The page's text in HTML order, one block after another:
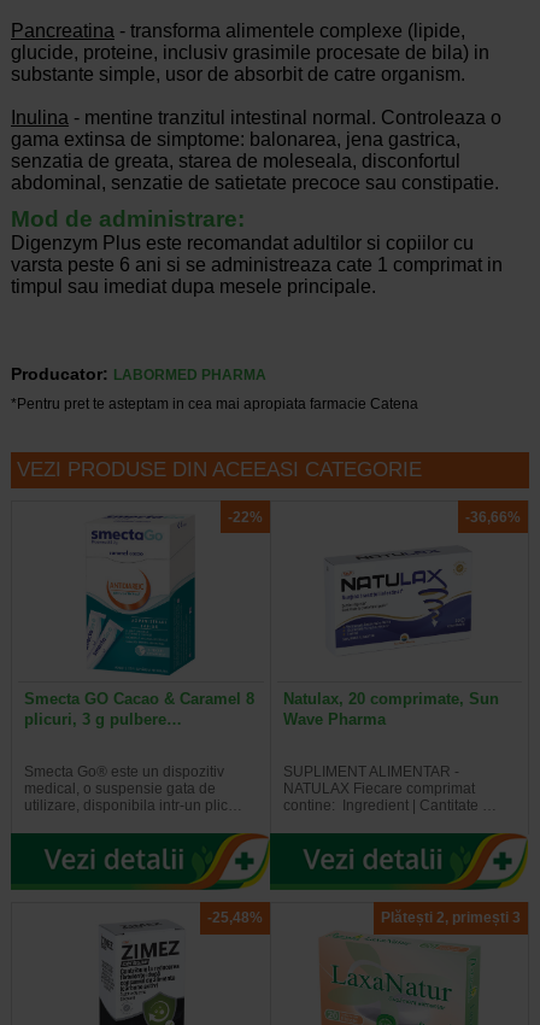
Pancreatina - transforma alimentele complexe (lipide,
glucide, proteine, inclusiv grasimile procesate de bila) in
substante simple, usor de absorbit de catre organism.
Inulina - mentine tranzitul intestinal normal. Controleaza o
gama extinsa de simptome: balonarea, jena gastrica,
senzatia de greata, starea de moleseala, disconfortul
abdominal, senzatie de satietate precoce sau constipatie.
Mod de administrare:
Digenzym Plus este recomandat adultilor si copiilor cu
varsta peste 6 ani si se administreaza cate 1 comprimat in
timpul sau imediat dupa mesele principale.
Producator:
LABORMED PHARMA
*Pentru pret te asteptam in cea mai apropiata farmacie Catena
VEZI PRODUSE DIN ACEEASI CATEGORIE
-22%
Smecta GO Cacao & Caramel 8
plicuri, 3 g pulbere…
Smecta Go® este un dispozitiv
medical, o suspensie gata de
utilizare, disponibila intr-un plic…
-36,66%
Natulax, 20 comprimate, Sun
Wave Pharma
SUPLIMENT ALIMENTAR -
NATULAX Fiecare comprimat
contine: Ingredient | Cantitate …
-25,48% Plătești 2, primești 3